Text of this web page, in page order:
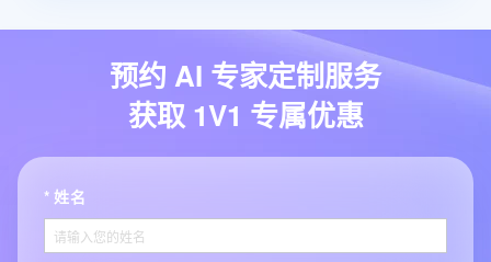
预约 AI 专家定制服务
获取 1V1 专属优惠
姓名